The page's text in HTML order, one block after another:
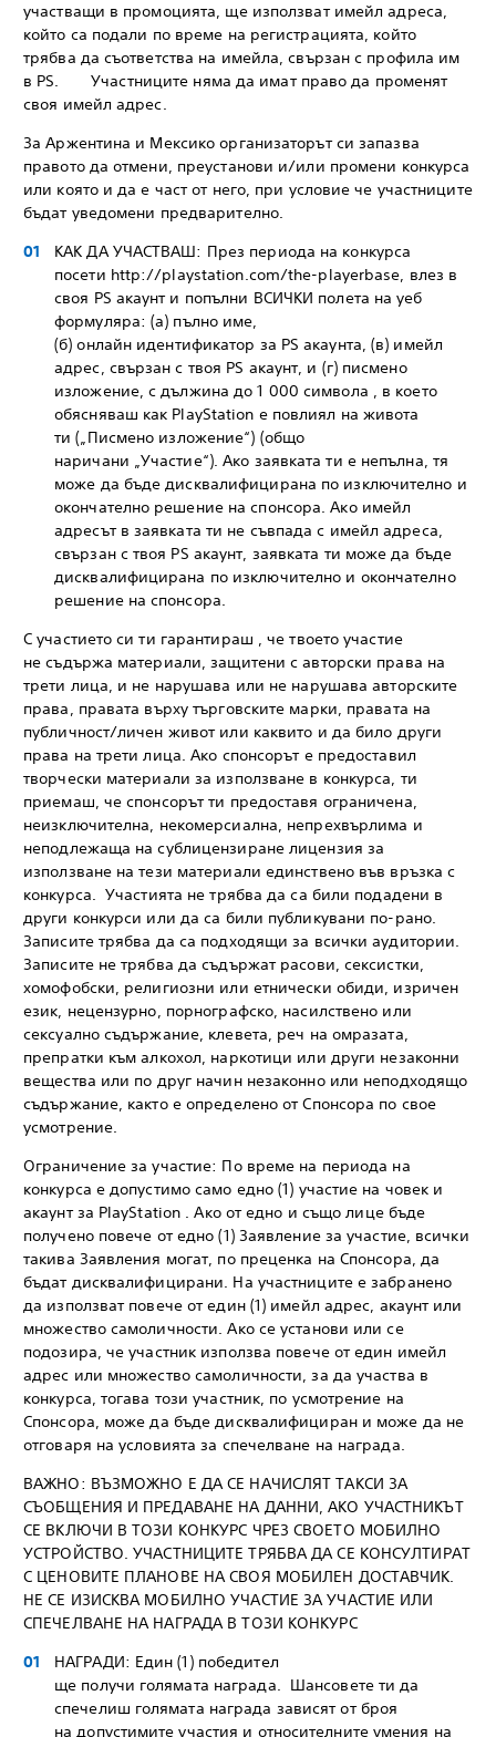
участващи в промоцията, ще използват имейл адреса,
който са подали по време на регистрацията, който
трябва да съответства на имейла, свързан с профила им
в PS. Участниците няма да имат право да променят
своя имейл адрес.
За Аржентина и Мексико организаторът си запазва
правото да отмени, преустанови и/или промени конкурса
или която и да е част от него, при условие че участниците
бъдат уведомени предварително.
КАК ДА УЧАСТВАШ: През периода на конкурса
посети http://playstation.com/the-playerbase, влез в
своя PS акаунт и попълни ВСИЧКИ полета на уеб
формуляра: (а) пълно име,
(б) онлайн идентификатор за PS акаунта, (в) имейл
адрес, свързан с твоя PS акаунт, и (г) писмено
изложение, с дължина до 1 000 символа , в което
обясняваш как PlayStation е повлиял на живота
ти („Писмено изложение“) (общо
наричани „Участие“). Ако заявката ти е непълна, тя
може да бъде дисквалифицирана по изключително и
окончателно решение на спонсора. Ако имейл
адресът в заявката ти не съвпада с имейл адреса,
свързан с твоя PS акаунт, заявката ти може да бъде
дисквалифицирана по изключително и окончателно
решение на спонсора.
С участието си ти гарантираш , че твоето участие
не съдържа материали, защитени с авторски права на
трети лица, и не нарушава или не нарушава авторските
права, правата върху търговските марки, правата на
публичност/личен живот или каквито и да било други
права на трети лица. Ако спонсорът е предоставил
творчески материали за използване в конкурса, ти
приемаш, че спонсорът ти предоставя ограничена,
неизключителна, некомерсиална, непрехвърлима и
неподлежаща на сублицензиране лицензия за
използване на тези материали единствено във връзка с
конкурса. Участията не трябва да са били подадени в
други конкурси или да са били публикувани по-рано.
Записите трябва да са подходящи за всички аудитории.
Записите не трябва да съдържат расови, сексистки,
хомофобски, религиозни или етнически обиди, изричен
език, нецензурно, порнографско, насилствено или
сексуално съдържание, клевета, реч на омразата,
препратки към алкохол, наркотици или други незаконни
вещества или по друг начин незаконно или неподходящо
съдържание, както е определено от Спонсора по свое
усмотрение.
Ограничение за участие: По време на периода на
конкурса е допустимо само едно (1) участие на човек и
акаунт за PlayStation . Ако от едно и също лице бъде
получено повече от едно (1) Заявление за участие, всички
такива Заявления могат, по преценка на Спонсора, да
бъдат дисквалифицирани. На участниците е забранено
да използват повече от един (1) имейл адрес, акаунт или
множество самоличности. Ако се установи или се
подозира, че участник използва повече от един имейл
адрес или множество самоличности, за да участва в
конкурса, тогава този участник, по усмотрение на
Спонсора, може да бъде дисквалифициран и може да не
отговаря на условията за спечелване на награда.
ВАЖНО: ВЪЗМОЖНО Е ДА СЕ НАЧИСЛЯТ ТАКСИ ЗА
СЪОБЩЕНИЯ И ПРЕДАВАНЕ НА ДАННИ, АКО УЧАСТНИКЪТ
СЕ ВКЛЮЧИ В ТОЗИ КОНКУРС ЧРЕЗ СВОЕТО МОБИЛНО
УСТРОЙСТВО. УЧАСТНИЦИТЕ ТРЯБВА ДА СЕ КОНСУЛТИРАТ
С ЦЕНОВИТЕ ПЛАНОВЕ НА СВОЯ МОБИЛЕН ДОСТАВЧИК.
НЕ СЕ ИЗИСКВА МОБИЛНО УЧАСТИЕ ЗА УЧАСТИЕ ИЛИ
СПЕЧЕЛВАНЕ НА НАГРАДА В ТОЗИ КОНКУРС
НАГРАДИ: Един (1) победител
ще получи голямата награда. Шансовете ти да
спечелиш голямата награда зависят от броя
на допустимите участия и относителните умения на